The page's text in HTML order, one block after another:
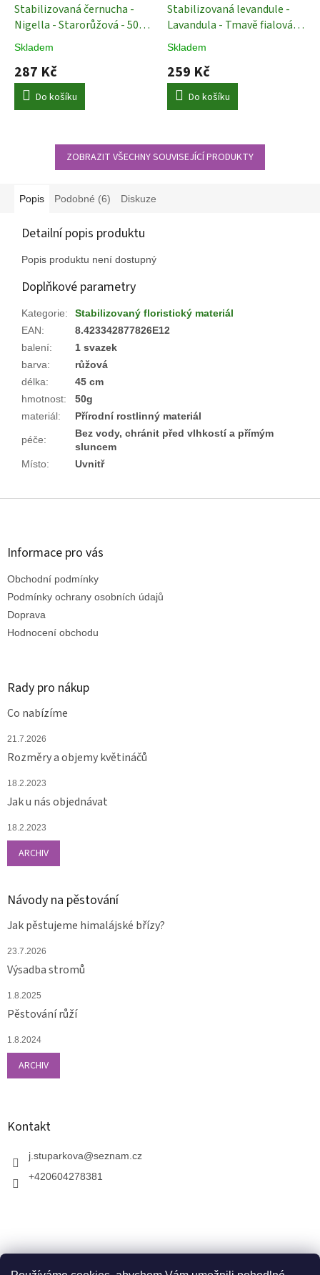
Stabilizovaná černucha -
Nigella - Starorůžová - 50
cm Stabilizované Rostliny
Skladem
287 Kč
Do košíku
Stabilizovaná levandule -
Lavandula - Tmavě fialová
150 gr
Rostliny
Skladem
259 Kč
Do košíku
ZOBRAZIT VŠECHNY SOUVISEJÍCÍ PRODUKTY
Popis Podobné (6) Diskuze
Detailní popis produktu
Popis produktu není dostupný
Doplňkové parametry
Kategorie:
Stabilizovaný floristický materiál
EAN:
8.423342877826E12
balení:
1 svazek
barva:
růžová
délka:
45 cm
hmotnost:
50g
materiál: Přírodní rostlinný materiál
péče:
Bez vody, chránit před vlhkostí a přímým
sluncem
Místo: Uvnitř
Z
Informace pro vás
Obchodní podmínky
Podmínky ochrany osobních údajů
Doprava
Hodnocení obchodu
Rady pro nákup
Co nabízíme
21.7.2026
Rozměry a objemy květináčů
18.2.2023
Jak u nás objednávat
18.2.2023
ARCHIV
Návody na pěstování
Jak pěstujeme himalájské břízy?
23.7.2026
Výsadba stromů
1.8.2025
Pěstování růží
1.8.2024
ARCHIV
Kontakt
j.stuparkova@seznam.cz
+420604278381